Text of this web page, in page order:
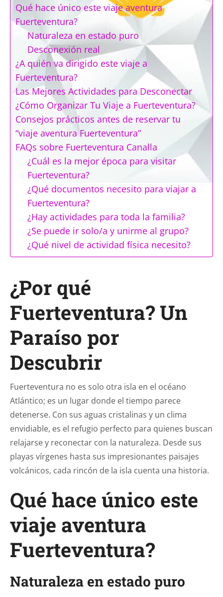
Qué hace único este viaje aventura
Fuerteventura?
Naturaleza en estado puro
Desconexión real
¿A quién va dirigido este viaje a
Fuerteventura?
Las Mejores Actividades para Desconectar
¿Cómo Organizar Tu Viaje a Fuerteventura?
Consejos prácticos antes de reservar tu
“viaje aventura Fuerteventura”
FAQs sobre Fuerteventura Canalla
¿Cuál es la mejor época para visitar
Fuerteventura?
¿Qué documentos necesito para viajar a
Fuerteventura?
¿Hay actividades para toda la familia?
¿Se puede ir solo/a y unirme al grupo?
¿Qué nivel de actividad física necesito?
¿Por qué
Fuerteventura? Un
Paraíso por
Descubrir
Fuerteventura no es solo otra isla en el océano
Atlántico; es un lugar donde el tiempo parece
detenerse. Con sus aguas cristalinas y un clima
envidiable, es el refugio perfecto para quienes buscan
relajarse y reconectar con la naturaleza. Desde sus
playas vírgenes hasta sus impresionantes paisajes
volcánicos, cada rincón de la isla cuenta una historia.
Qué hace único este
viaje aventura
Fuerteventura?
Naturaleza en estado puro